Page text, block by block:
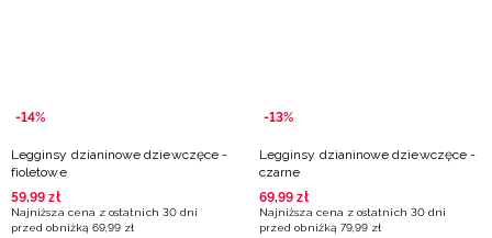
-14%
Legginsy dzianinowe dziewczęce -
fioletowe
59,99 zł
Najniższa cena z ostatnich 30 dni
przed obniżką 69,99 zł
-13%
Legginsy dzianinowe dziewczęce -
czarne
69,99 zł
Najniższa cena z ostatnich 30 dni
przed obniżką 79,99 zł